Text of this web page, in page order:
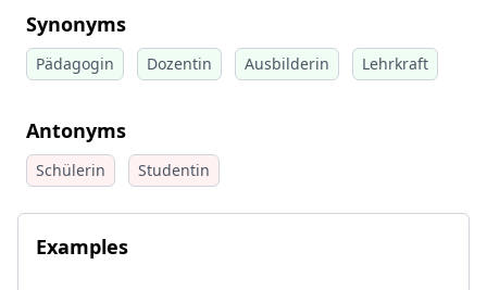
Synonyms
Pädagogin Dozentin Ausbilderin Lehrkraft
Antonyms
Schülerin Studentin
Examples